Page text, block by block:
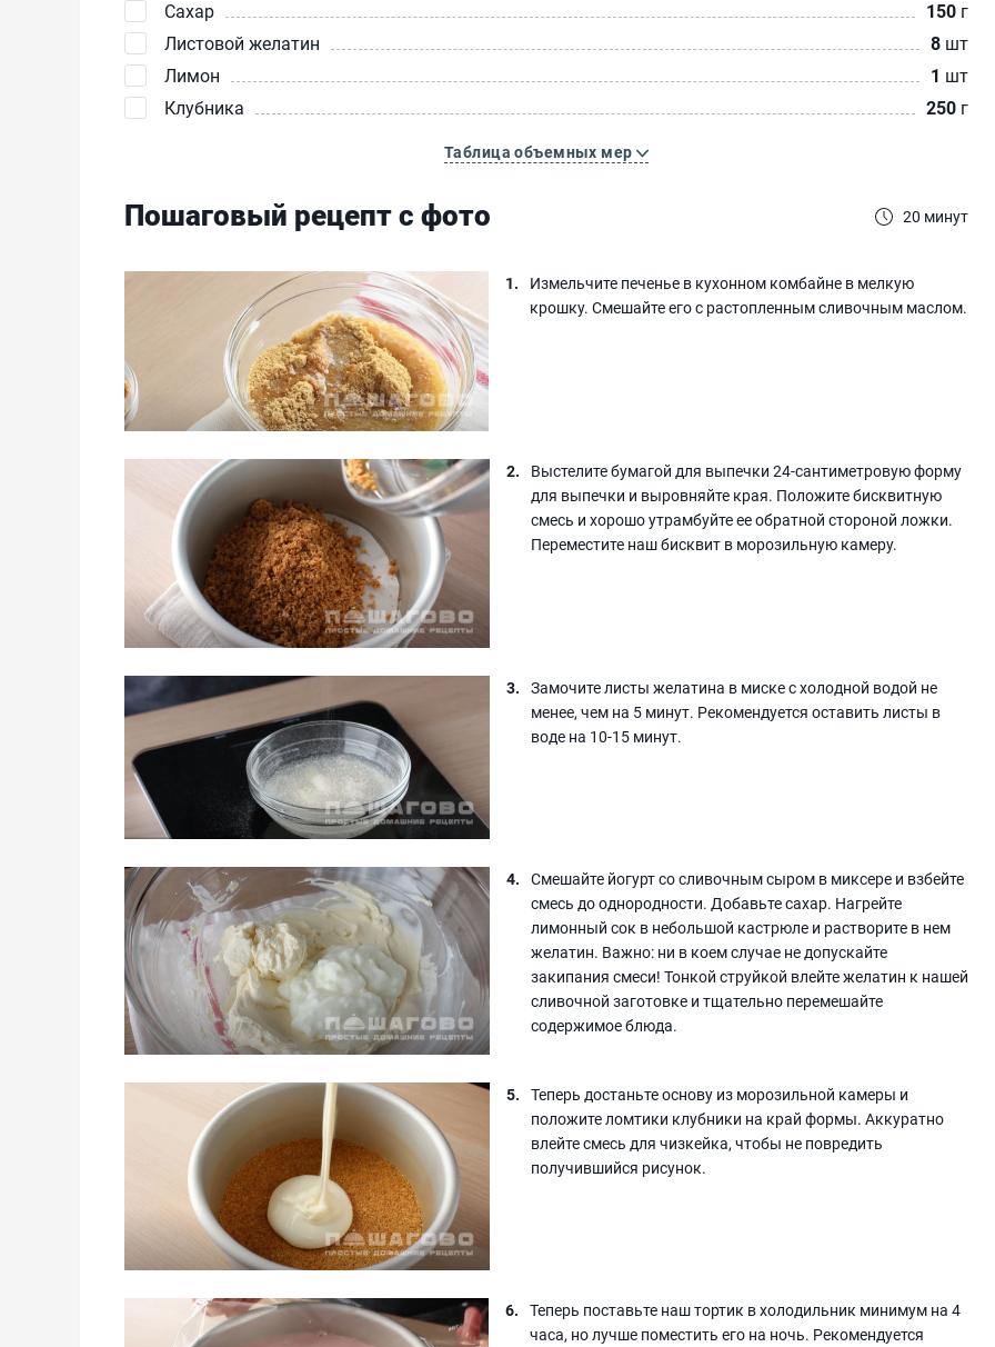
Сахар
150 г
Листовой желатин
8 шт
Лимон
1 шт
Клубника
250 г
Таблица объемных мер
Пошаговый рецепт с фото 20 минут
Измельчите печенье в кухонном комбайне в мелкую
крошку. Смешайте его с растопленным сливочным маслом.
Выстелите бумагой для выпечки 24-сантиметровую форму
для выпечки и выровняйте края. Положите бисквитную
смесь и хорошо утрамбуйте ее обратной стороной ложки.
Переместите наш бисквит в морозильную камеру.
Замочите листы желатина в миске с холодной водой не
менее, чем на 5 минут. Рекомендуется оставить листы в
воде на 10-15 минут.
Смешайте йогурт со сливочным сыром в миксере и взбейте
смесь до однородности. Добавьте сахар. Нагрейте
лимонный сок в небольшой кастрюле и растворите в нем
желатин. Важно: ни в коем случае не допускайте
закипания смеси! Тонкой струйкой влейте желатин к нашей
сливочной заготовке и тщательно перемешайте
содержимое блюда.
Теперь достаньте основу из морозильной камеры и
положите ломтики клубники на край формы. Аккуратно
влейте смесь для чизкейка, чтобы не повредить
получившийся рисунок.
Теперь поставьте наш тортик в холодильник минимум на 4
часа, но лучше поместить его на ночь. Рекомендуется